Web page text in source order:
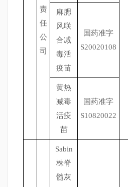
责
任
公
司
麻腮
风联
合减
毒活
疫苗
国药准字
S20020108
黄热
减毒
活疫
苗
国药准字
S10820022
Sabin
株脊
髓灰